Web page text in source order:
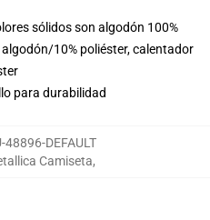
sólidos son algodón 100%
10% poliéster, calentador
para durabilidad
48896-DEFAULT
Camiseta,